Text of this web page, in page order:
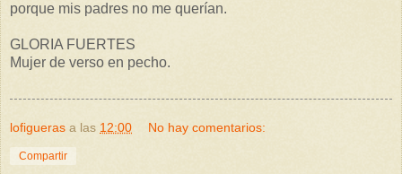
porque mis padres no me querían.
GLORIA FUERTES
Mujer de verso en pecho.
lofigueras a las 12:00 No hay comentarios:
Compartir